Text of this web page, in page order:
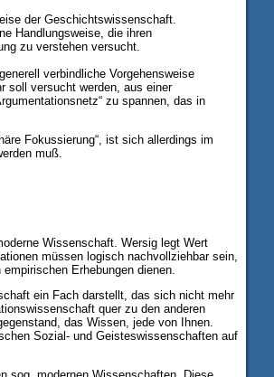
der Geschichtswissenschaft.
Handlungsweise, die ihren
zu verstehen versucht.
verbindliche Vorgehensweise
soll versucht werden, aus einer
zu spannen, das in
Fokussierung“, ist sich allerdings im
muß.
Wissenschaft. Wersig legt Wert
müssen logisch nachvollziehbar sein,
Erhebungen dienen.
ein Fach darstellt, das sich nicht mehr
quer zu den anderen
das Wissen, jede von Ihnen.
Sozial- und Geisteswissenschaften auf